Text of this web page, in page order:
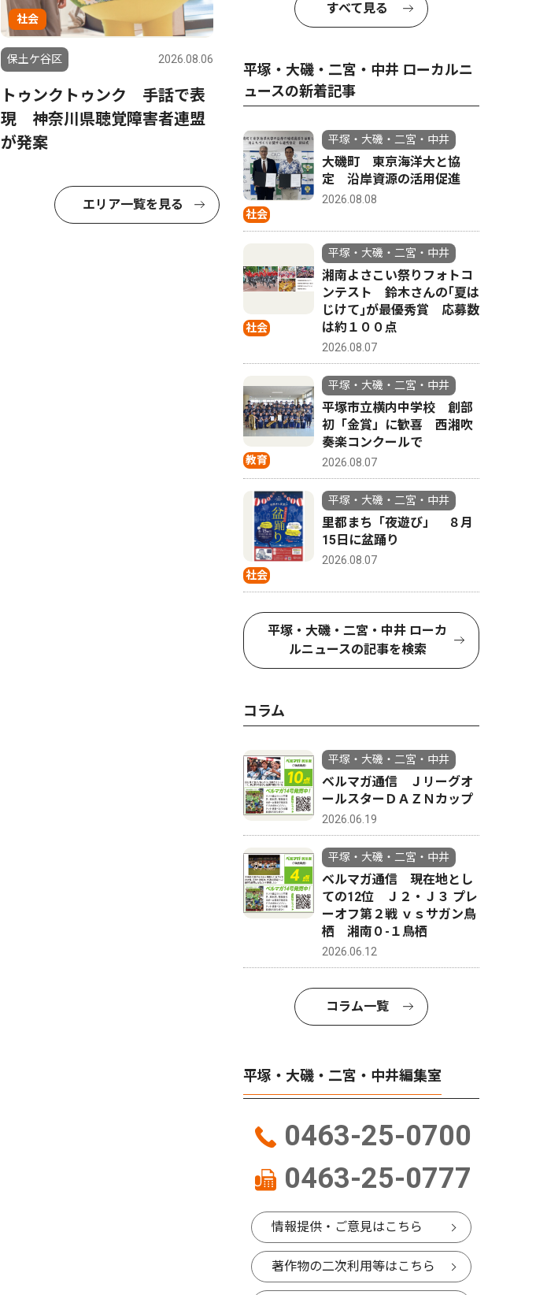
社会
保土ケ谷区 2026.08.06
トゥンクトゥンク 手話で表
現 神奈川県聴覚障害者連盟
が発案
エリア一覧を見る
すべて見る
平塚・大磯・二宮・中井 ローカルニ
ュースの新着記事
社会
平塚・大磯・二宮・中井
大磯町 東京海洋大と協
定 沿岸資源の活用促進
2026.08.08
社会
平塚・大磯・二宮・中井
湘南よさこい祭りフォトコ
ンテスト 鈴木さんの｢夏は
じけて｣が最優秀賞 応募数
は約１００点
2026.08.07
教育
平塚・大磯・二宮・中井
平塚市立横内中学校 創部
初「金賞」に歓喜 西湘吹
奏楽コンクールで
2026.08.07
社会
平塚・大磯・二宮・中井
里都まち「夜遊び」 ８月
15日に盆踊り
2026.08.07
平塚・大磯・二宮・中井 ローカ
ルニュースの記事を検索
コラム
平塚・大磯・二宮・中井
ベルマガ通信 Ｊリーグオ
ールスターＤＡＺＮカップ
2026.06.19
平塚・大磯・二宮・中井
ベルマガ通信 現在地とし
ての12位 Ｊ２・Ｊ３ プレ
ーオフ第２戦 ｖｓサガン鳥
栖 湘南０-１鳥栖
2026.06.12
コラム一覧
平塚・大磯・二宮・中井編集室
0463-25-0700
0463-25-0777
情報提供・ご意見はこちら
著作物の二次利用等はこちら